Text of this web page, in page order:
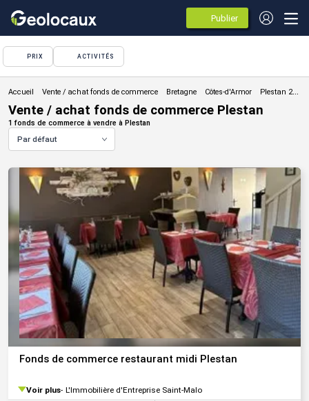
Publier
des
annonces
PRIX ACTIVITÉS
Vente / achat fonds de commerce
Vente / achat fonds de commerce Plestan
1 fonds de commerce à vendre à Plestan
Par défaut
Fonds de commerce restaurant midi Plestan
Voir plus L'Immobilière d'Entreprise Saint-Malo